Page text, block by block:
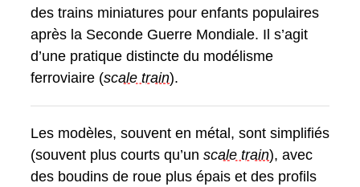
des trains miniatures pour enfants populaires
après la Seconde Guerre Mondiale. Il s’agit
d’une pratique distincte du modélisme
ferroviaire (scale train).
Les modèles, souvent en métal, sont simplifiés
(souvent plus courts qu’un scale train), avec
des boudins de roue plus épais et des profils